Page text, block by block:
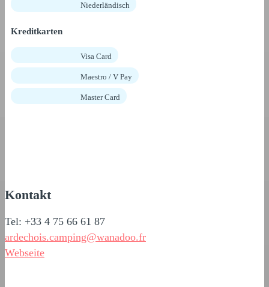
Niederländisch
Kreditkarten
Visa Card
Maestro / V Pay
Master Card
Kontakt
Tel: +33 4 75 66 61 87
ardechois.camping@wanadoo.fr
Webseite